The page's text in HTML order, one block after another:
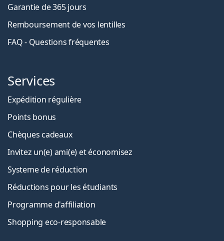
Garantie de 365 jours
Remboursement de vos lentilles
FAQ - Questions fréquentes
Services
Expédition régulière
Points bonus
Chèques cadeaux
Invitez un(e) ami(e) et économisez
Systeme de réduction
Réductions pour les étudiants
Programme d'affiliation
Shopping eco-responsable